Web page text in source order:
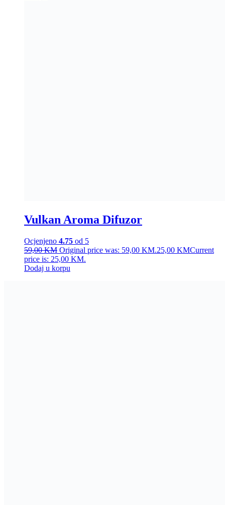
Vulkan Aroma Difuzor
Ocjenjeno 4.75 od 5
59,00KM Original price was: 59,00 KM.25,00 KMCurrent
price is: 25,00 KM.
Dodaj u korpu